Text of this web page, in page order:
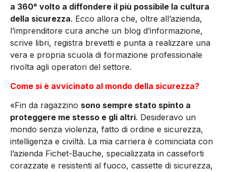
a 360° volto a diffondere il più possibile la cultura
della sicurezza. Ecco allora che, oltre all’azienda,
l’imprenditore cura anche un blog d’informazione,
scrive libri, registra brevetti e punta a realizzare una
vera e propria scuola di formazione professionale
rivolta agli operatori del settore.
Come si è avvicinato al mondo della sicurezza?
«Fin da ragazzino sono sempre stato spinto a
proteggere me stesso e gli altri. Desideravo un
mondo senza violenza, fatto di ordine e sicurezza,
intelligenza e civiltà. La mia carriera è cominciata con
l’azienda Fichet-Bauche, specializzata in casseforti
corazzate e resistenti al fuoco, cassette di sicurezza,